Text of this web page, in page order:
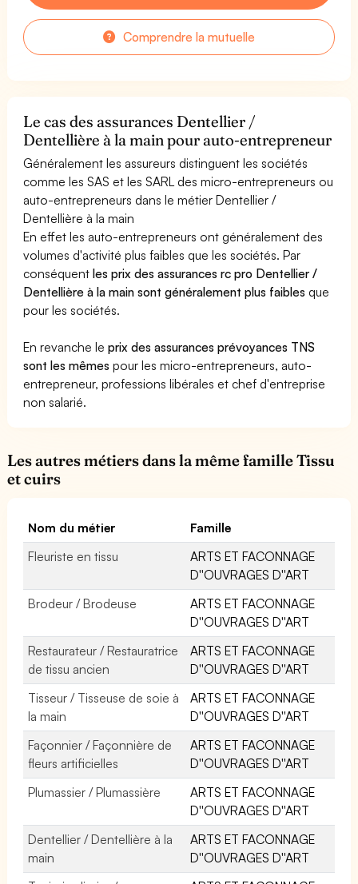
Comprendre la mutuelle
Le cas des assurances Dentellier /
Dentellière à la main pour auto-entrepreneur
Généralement les assureurs distinguent les sociétés
comme les SAS et les SARL des micro-entrepreneurs ou
auto-entrepreneurs dans le métier Dentellier /
Dentellière à la main
En effet les auto-entrepreneurs ont généralement des
volumes d'activité plus faibles que les sociétés. Par
conséquentles prix des assurances rc pro Dentellier /
Dentellière à la main sont généralement plus faibles que
pour les sociétés.
En revanche leprix des assurances prévoyances TNS
sont les mêmes pour les micro-entrepreneurs, auto-
entrepreneur, professions libérales et chef d'entreprise
non salarié.
Les autres métiers dans la même famille Tissu
et cuirs
Nom du métier
Famille
Fleuriste en tissu
ARTS ET FACONNAGE
D''OUVRAGES D''ART
Brodeur / Brodeuse
ARTS ET FACONNAGE
D''OUVRAGES D''ART
Restaurateur / Restauratrice
de tissu ancien
ARTS ET FACONNAGE
D''OUVRAGES D''ART
Tisseur / Tisseuse de soie à
la main
ARTS ET FACONNAGE
D''OUVRAGES D''ART
Façonnier / Façonnière de
fleurs artificielles
ARTS ET FACONNAGE
D''OUVRAGES D''ART
Plumassier / Plumassière
ARTS ET FACONNAGE
D''OUVRAGES D''ART
Dentellier / Dentellière à la
main
ARTS ET FACONNAGE
D''OUVRAGES D''ART